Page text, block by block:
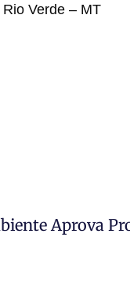
Verde – MT